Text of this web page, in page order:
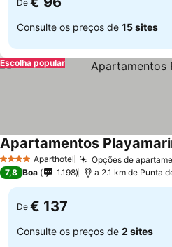
De
Consulte os preços de 15 sites
Escolha popular
4 EstrelasAparthotel Opções de
Apartamentos
7,8 Boa 1.198 a 2.1 km de Punta
De € 137
Consulte os preços de 2 sites